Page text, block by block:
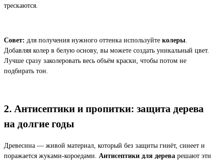
трескаются.
Совет: для получения нужного оттенка используйте колеры
Добавляя колер в белую основу, вы можете создать уникальный цвет.
Лучше сразу заколеровать весь объём краски, чтобы потом не
подбирать тон.
2. Антисептики и пропитки: защита дерева
на долгие годы
Древесина — живой материал, который без защиты гниёт, синеет и
поражается жуками-короедами. Антисептики для дерева решают эти